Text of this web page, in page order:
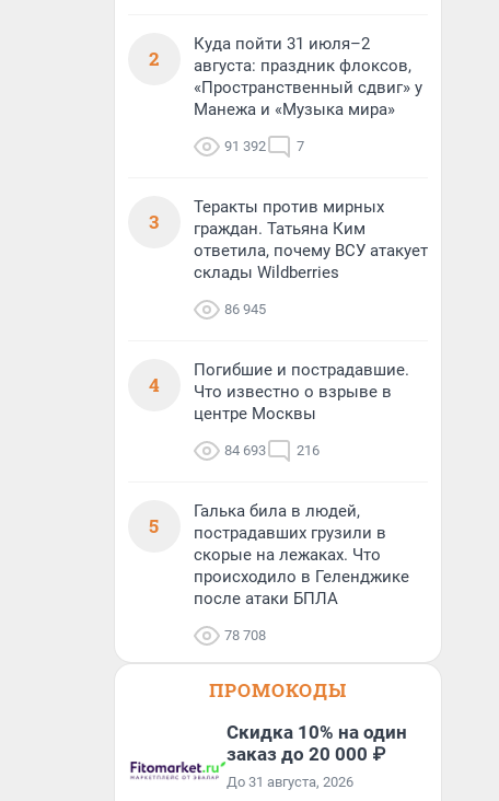
2
Куда пойти 31 июля–2
августа: праздник флоксов,
«Пространственный сдвиг» у
Манежа и «Музыка мира»
91 392 7
3
Теракты против мирных
граждан. Татьяна Ким
ответила, почему ВСУ атакует
склады Wildberries
86 945
4
Погибшие и пострадавшие.
Что известно о взрыве в
центре Москвы
84 693 216
5
Галька била в людей,
пострадавших грузили в
скорые на лежаках. Что
происходило в Геленджике
после атаки БПЛА
78 708
ПРОМОКОДЫ
Скидка 10% на один
заказ до 20 000 ₽
До 31 августа, 2026